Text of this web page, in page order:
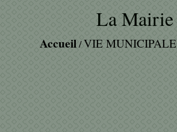
La Mairie
Accueil/VIE MUNICIPALE